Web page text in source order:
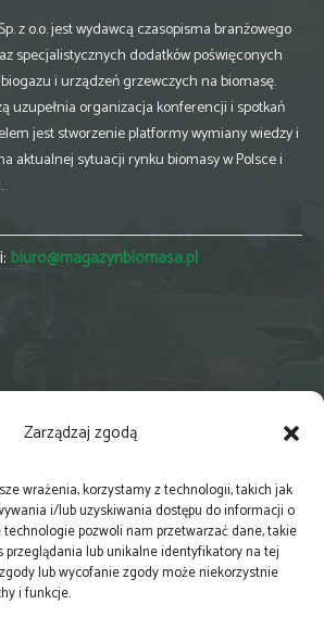
Zarządzaj zgodą
wrażenia, korzystamy z technologii, takich jak
i/lub uzyskiwania dostępu do informacji o
pozwoli nam przetwarzać dane, takie
przeglądania lub unikalne identyfikatory na tej
lub wycofanie zgody może niekorzystnie
i funkcje.
z o.o. jest wydawcą czasopisma branżowego
specjalistycznych dodatków poświęconych
i urządzeń grzewczych na biomasę.
uzupełnia organizacja konferencji i spotkań
jest stworzenie platformy wymiany wiedzy i
aktualnej sytuacji rynku biomasy w Polsce i
biuro@magazynbiomasa.pl